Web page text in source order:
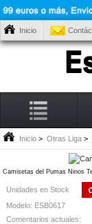
Inicio
Inicio > Otras Liga >
Camisetas del Pumas Ninos
Unidades en Stock
Modelo: ESB0617
Comentarios actuales: